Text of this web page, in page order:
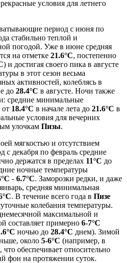
условия для летнего
период с июня по
стабильно теплой и
погодой. Уже в июне средняя
на отметке 21.6°C, постепенно
) и достигая своего пика в августе
в этот сезон весьма
активностей, колеблясь в
до 28.4°C в августе. Ночи также
средние минимальные
от 18.4°C в начале лета до 21.6°C в
условия для вечерних
улочкам Пизы.
мягкостью и отсутствием
с декабря по февраль средние
держатся в пределах 11°C до
ночные температуры
- 6.7°C. Заморозки редки, и даже
средняя минимальная
. В течение всего года в Пизе
колебания температуры.
максимальной и
составляет примерно 6-7°C
ночью до 28.4°C днем). Зимой
около 5-6°C (например, в
что обеспечивает относительно
фон на протяжении суток.